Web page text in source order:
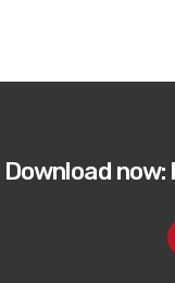
Download now: